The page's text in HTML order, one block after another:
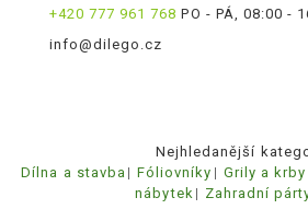
+420 777 961 768 PO - PÁ, 08:00 -
info@dilego.cz
Nejhledanější
Dílna a stavba
Fóliovníky Grily a krby
nábytek
Zahradní